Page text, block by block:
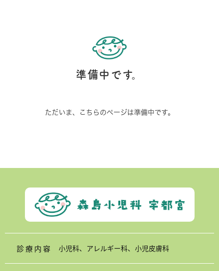
準備中です。
ただいま、こちらのページは準備中です。
診療内容 小児科、アレルギー科、小児皮膚科